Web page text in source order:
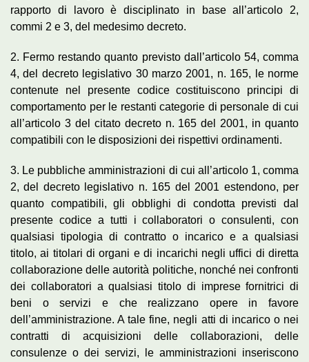
rapporto di lavoro è disciplinato in base all’articolo 2,
commi 2 e 3, del medesimo decreto.
2. Fermo restando quanto previsto dall’articolo 54, comma
4, del decreto legislativo 30 marzo 2001, n. 165, le norme
contenute nel presente codice costituiscono principi di
comportamento per le restanti categorie di personale di cui
all’articolo 3 del citato decreto n. 165 del 2001, in quanto
compatibili con le disposizioni dei rispettivi ordinamenti.
3. Le pubbliche amministrazioni di cui all’articolo 1, comma
2, del decreto legislativo n. 165 del 2001 estendono, per
quanto compatibili, gli obblighi di condotta previsti dal
presente codice a tutti i collaboratori o consulenti, con
qualsiasi tipologia di contratto o incarico e a qualsiasi
titolo, ai titolari di organi e di incarichi negli uffici di diretta
collaborazione delle autorità politiche, nonché nei confronti
dei collaboratori a qualsiasi titolo di imprese fornitrici di
beni o servizi e che realizzano opere in favore
dell’amministrazione. A tale fine, negli atti di incarico o nei
contratti di acquisizioni delle collaborazioni, delle
consulenze o dei servizi, le amministrazioni inseriscono